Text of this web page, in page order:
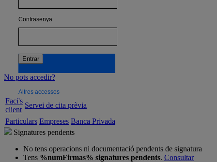
Contrasenya
No pots accedir?
Altres accessos
Faci's
client
Servei de cita prèvia
Particulars Empreses Banca Privada
Signatures pendents
No tens operacions ni documentació pendents de signatura
Tens %numFirmas% signatures pendents. Consultar